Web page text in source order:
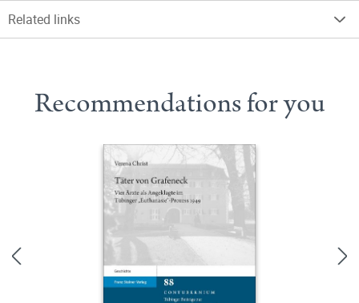
Related links
Recommendations for you